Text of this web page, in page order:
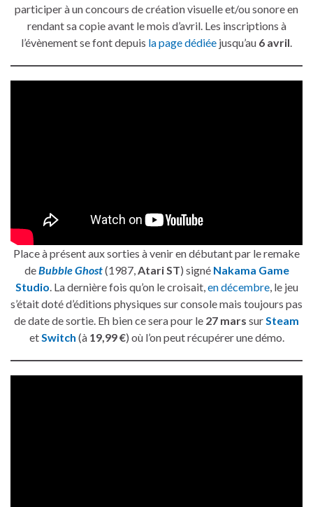
participer à un concours de création visuelle et/ou sonore en
rendant sa copie avant le mois d’avril. Les inscriptions à
l’évènement se font depuis la page dédiée jusqu’au 6 avril.
Place à présent aux sorties à venir en débutant par le remake
deBubble Ghost(1987,Atari ST) signé Nakama Game
Studio. La dernière fois qu’on le croisait,en décembre, le jeu
s’était doté d’éditions physiques sur console mais toujours pas
de date de sortie. Eh bien ce sera pour le 27 mars surSteam
etSwitch (à 19,99 €) où l’on peut récupérer une démo.